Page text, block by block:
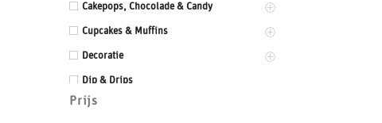
Cakepops, Chocolade & Candy
Cupcakes & Muffins
Decoratie
Dip & Drips
Dozen & Dummies
Prijs